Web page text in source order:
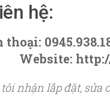
hệ:
thoại:
Website:
nhận lắp đặt, sửa